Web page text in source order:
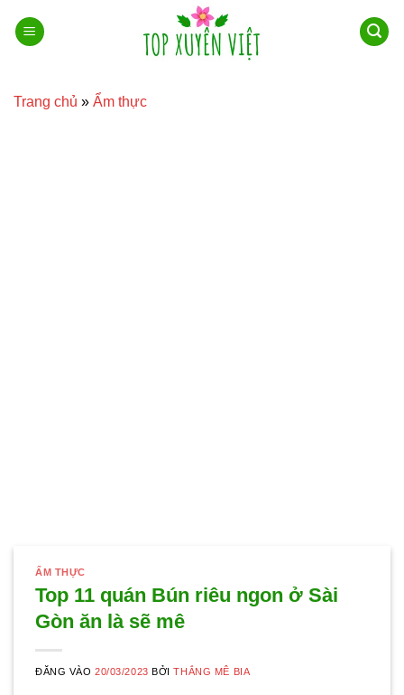
qua
Trang chủ » Ẩm thực
ẨM THỰC
Top 11 quán Bún riêu ngon ở Sài
Gòn ăn là sẽ mê
ĐĂNG VÀO20/03/2023 BỞITHẮNG MÊ BIA